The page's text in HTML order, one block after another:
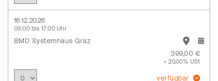
16.12.2026
09:00 bis 17:00 Uhr
BMD Systemhaus Graz
399,00 €
+ 20,00% USt
verfügbar